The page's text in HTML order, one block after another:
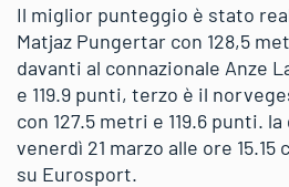
Il miglior punteggio è stato
Matjaz Pungertar con 128,5
davanti al connazionale Anze
e 119.9 punti, terzo è il
con 127.5 metri e 119.6 punti.
venerdì 21 marzo alle ore
su Eurosport.